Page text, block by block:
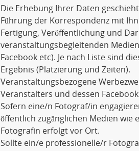
Die Erhebung Ihrer Daten
Führung der Korrespondenz mit
Fertigung, Veröffentlichung und
veranstaltungsbegleitenden
Facebook etc). Je nach Liste sind
Ergebnis (Platzierung und Zeiten).
Veranstaltungsbezogene
Veranstalters und dessen
Sofern eine/n Fotograf/in
öffentlich zugänglichen Medien wie
Fotografin erfolgt vor Ort.
Sollte ein/e professionelle/r